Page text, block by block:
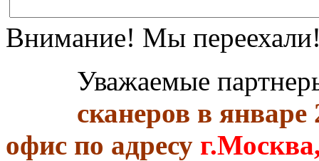
Внимание! Мы
Уважаемые
сканеров в январе
офис по адресу